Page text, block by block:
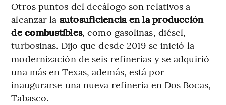
Otros puntos del decálogo son relativos a
alcanzar la autosuficiencia en la producción
de combustibles, como gasolinas, diésel,
turbosinas. Dijo que desde 2019 se inició la
modernización de seis refinerías y se adquirió
una más en Texas, además, está por
inaugurarse una nueva refinería en Dos Bocas,
Tabasco.